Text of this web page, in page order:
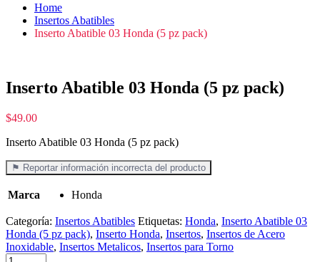
Home
Insertos Abatibles
Inserto Abatible 03 Honda (5 pz pack)
Inserto Abatible 03 Honda (5 pz pack)
$49.00
Inserto Abatible 03 Honda (5 pz pack)
⚑ Reportar información incorrecta del producto
Marca Honda
Categoría: Insertos Abatibles Etiquetas: Honda, Inserto Abatible 03
Honda (5 pz pack), Inserto Honda, Insertos, Insertos de Acero
Inoxidable, Insertos Metalicos, Insertos para Torno
Inserto